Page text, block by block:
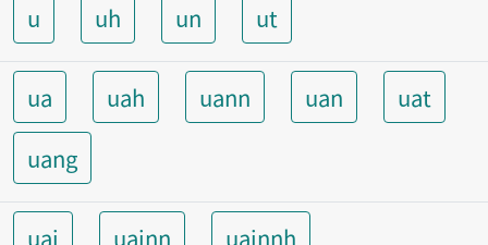
u uh un ut
ua uah uann uan
uat
uang
uai uainn uainnh